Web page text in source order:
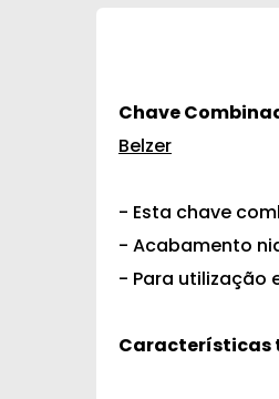
Chave
Belzer
- Esta chave
- Acabamento
- Para utilização
Características